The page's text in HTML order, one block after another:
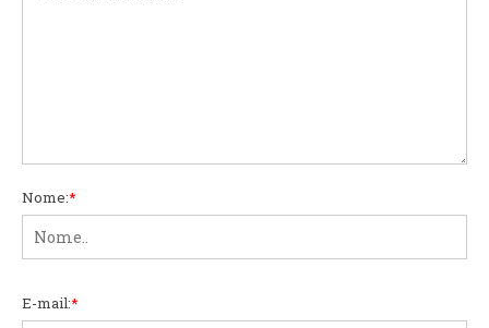
Nome:*
E-mail:*